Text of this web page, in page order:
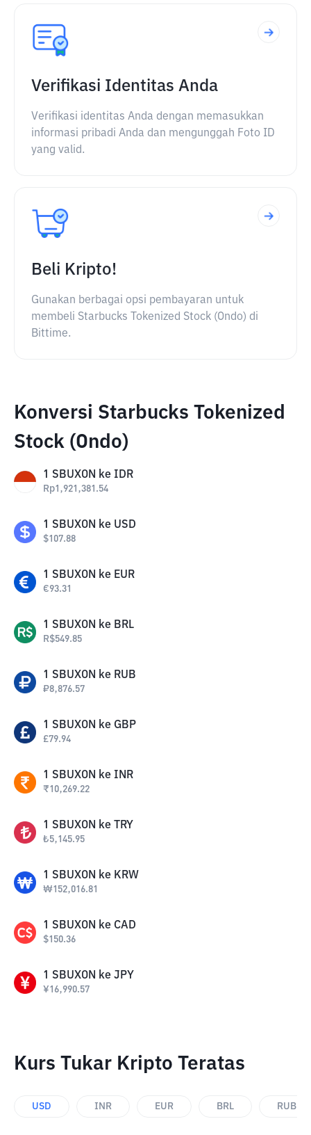
Verifikasi Identitas Anda
Verifikasi identitas Anda dengan memasukkan
informasi pribadi Anda dan mengunggah Foto ID
yang valid.
Beli Kripto!
Gunakan berbagai opsi pembayaran untuk
membeli Starbucks Tokenized Stock (Ondo) di
Bittime.
Konversi Starbucks Tokenized
Stock (Ondo)
1 SBUXON ke IDR
Rp1,921,381.54
1 SBUXON ke USD
$107.88
1 SBUXON ke EUR
€93.31
1 SBUXON ke BRL
R$549.85
1 SBUXON ke RUB
₽8,876.57
1 SBUXON ke GBP
£79.94
1 SBUXON ke INR
₹10,269.22
1 SBUXON ke TRY
₺5,145.95
1 SBUXON ke KRW
₩152,016.81
1 SBUXON ke CAD
$150.36
1 SBUXON ke JPY
¥16,990.57
Kurs Tukar Kripto Teratas
USD INR EUR BRL RUB